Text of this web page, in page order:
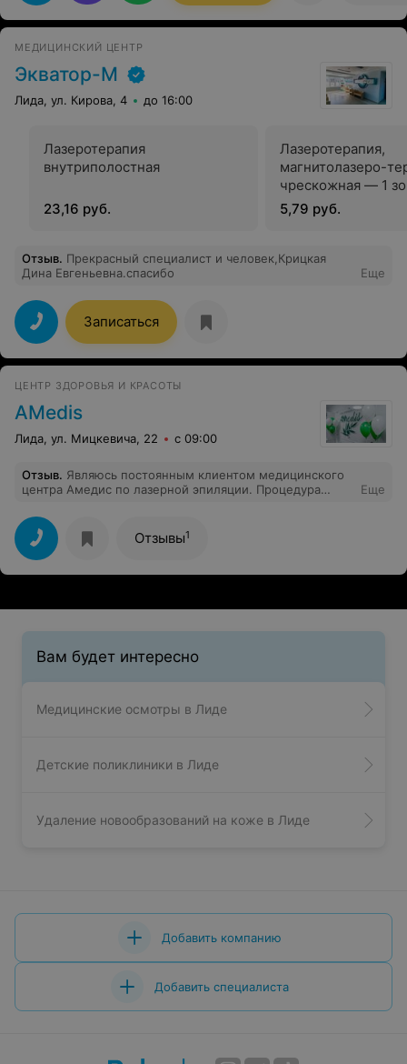
МЕДИЦИНСКИЙ ЦЕНТР
Экватор-М
Лида, ул. Кирова, 4 до 16:00
Лазеротерапия
внутриполостная
23,16 руб.
Лазеротерапия,
магнитолазеро-
чрескожная — 1
5,79 руб.
Отзыв. Прекрасный специалист и человек,Крицкая
Дина Евгеньевна.спасибо
Еще
Записаться
ЦЕНТР ЗДОРОВЬЯ И КРАСОТЫ
AMedis
Лида, ул. Мицкевича, 22 с 09:00
Отзыв. Являюсь постоянным клиентом медицинского
центра Амедис по лазерной эпиляции. Процедура
эффективно. Спасибо сотрудникам центра!
Еще
Отзывы1
Вам будет интересно
Медицинские осмотры в Лиде
Детские поликлиники в Лиде
Удаление новообразований на коже в Лиде
Добавить компанию
Добавить специалиста